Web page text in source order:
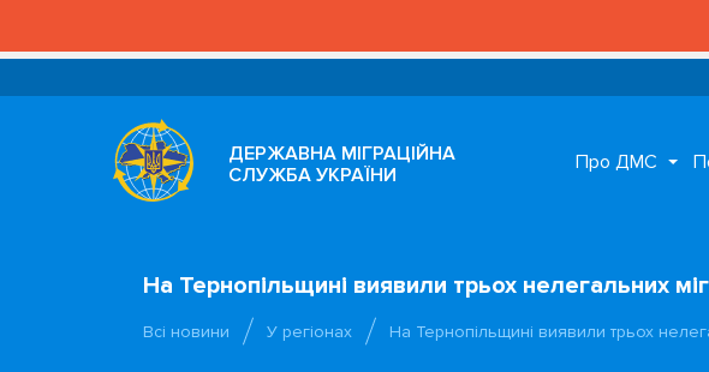
ДЕРЖАВНА МІГРАЦІЙНА
СЛУЖБА УКРАЇНИ
Про ДМС
На Тернопільщині виявили трьох нелегальних
Всі новини У регіонах На Тернопільщині виявили трьох